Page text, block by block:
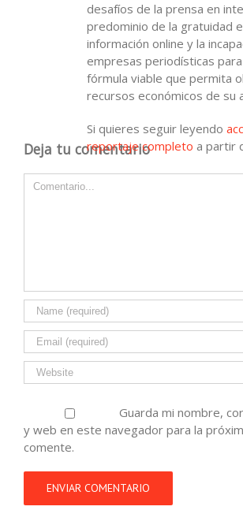
desafíos de la prensa en
predominio de la gratuidad
información online y la
empresas periodísticas
fórmula viable que permita
recursos económicos de su
Si quieres seguir leyendo
reportaje completo a partir
Deja tu comentario
Comment
Guarda mi nombre,
y web en este navegador para la
comente.